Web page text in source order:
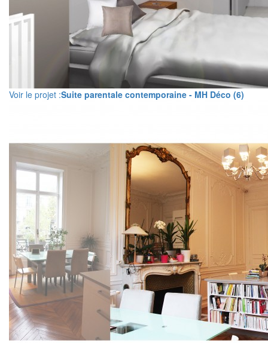
Voir le projet :Suite parentale contemporaine - MH Déco (6)